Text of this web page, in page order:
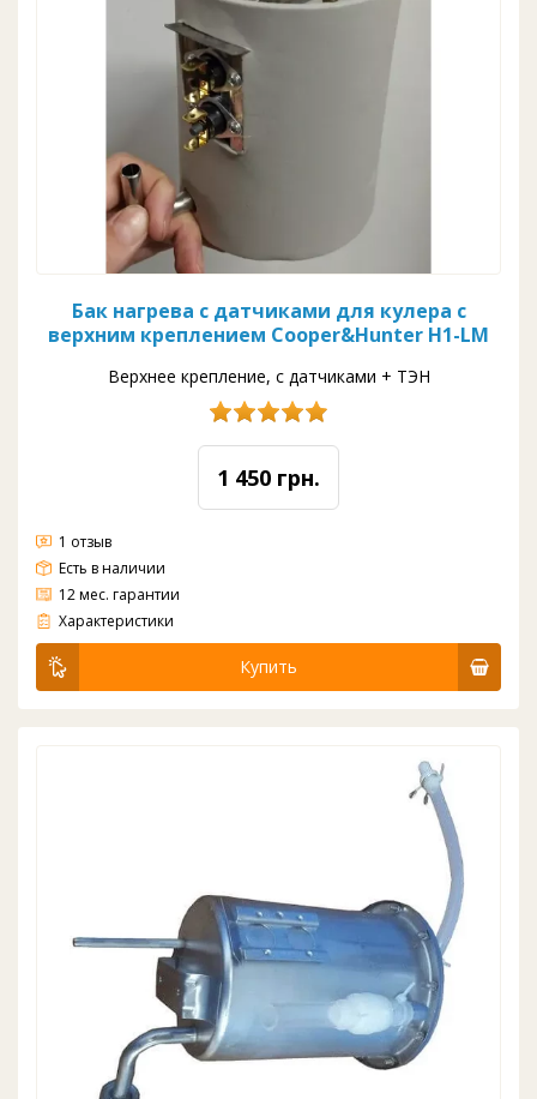
Бак нагрева с датчиками для кулера с
верхним креплением Cooper&Hunter H1-LM
Верхнее крепление, с датчиками + ТЭН
1 450 грн.
1 отзыв
Есть в наличии
12 мес. гарантии
Бак нагрева для кулера неразборной с верхним креплением 500W 1.1л Cooper&Hunter H1-LM и другие модели для верхнего крепежа В наличии большой ассортимент баков для всех кулеров: для ЕкоТроник, ХотФрост, Ланбао, Кловер, Акваворлд, КуперХантер, Кристал,
Характеристики
Купить